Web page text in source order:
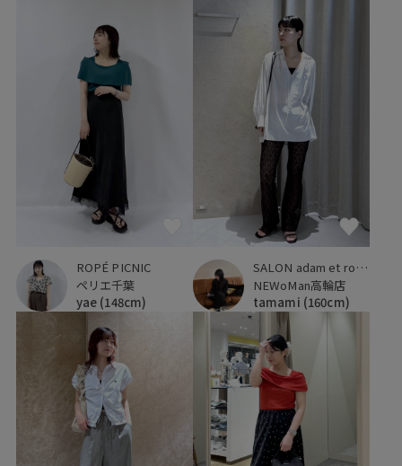
ROPÉ PICNIC
ペリエ千葉
yae (148cm)
SALON adam et ropé
NEWoMan高輪店
tamami (160cm)